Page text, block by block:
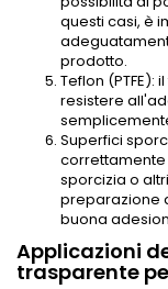
questi casi, è
prodotto.
Teflon
resistere
Superfici
correttamente
sporcizia o
preparazione
buona
Applicazioni
trasparente